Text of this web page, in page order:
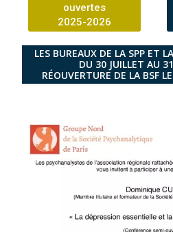
ouvertes
2025-2026
LES BUREAUX DE LA SPP ET
DU 30 JUILLET AU
RÉOUVERTURE DE LA BSF